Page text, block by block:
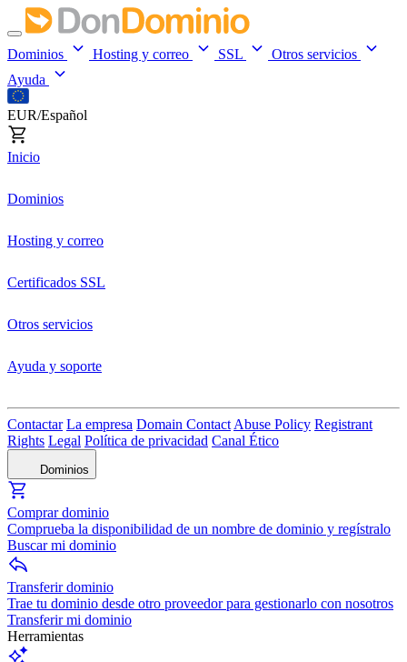
Dominios Hosting y correo SSL
Otros servicios
Ayuda
EUR/Español
Inicio
Dominios
Hosting y correo
Certificados SSL
Otros servicios
Ayuda y soporte
Contactar La empresa Domain Contact Abuse Policy Registrant
Rights Legal Política de privacidad Canal Ético
Dominios
Comprar dominio
Comprueba la disponibilidad de un nombre de dominio y regístralo
Buscar mi dominio
Transferir dominio
Trae tu dominio desde otro proveedor para gestionarlo con nosotros
Transferir mi dominio
Herramientas